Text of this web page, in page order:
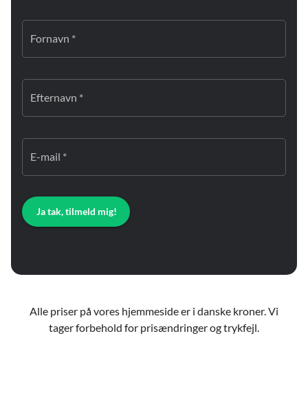
Fornavn *
Efternavn *
E-mail *
Ja tak, tilmeld mig!
Alle priser på vores hjemmeside er i danske kroner. Vi
tager forbehold for prisændringer og trykfejl.